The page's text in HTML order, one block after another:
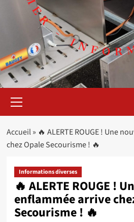
principal
Accueil» 🔥 ALERTE ROUGE ! Une
chez Opale Secourisme ! 🔥
Informations diverses
🔥 ALERTE ROUGE !
enflammée arrive
Secourisme ! 🔥